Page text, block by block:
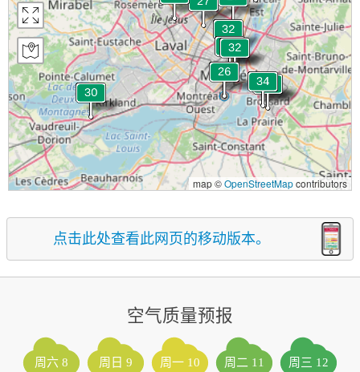
map ©OpenStreetMapcontributors
点击此处查看此网页的移动版本。
空气质量预报
周六 8 周日 9 周一 10 周二 11 周三 12